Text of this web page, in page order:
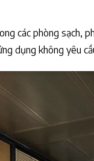
các phòng sạch,
dụng không yêu